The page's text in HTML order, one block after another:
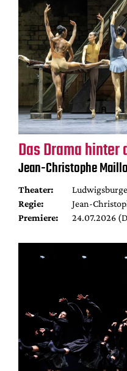
Das Drama hinter
Jean-Christophe
Theater:
Regie:
Jean-
Premiere:
24.07.2026